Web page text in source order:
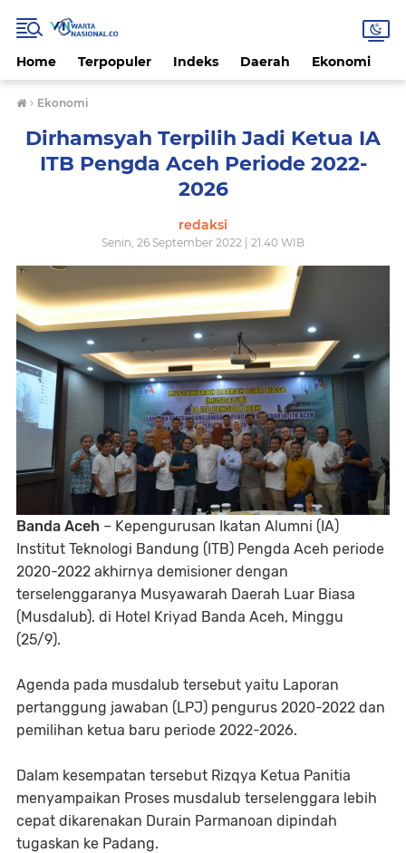
Home Terpopuler Indeks Daerah Ekonomi
› Ekonomi
Dirhamsyah Terpilih Jadi Ketua IA
ITB Pengda Aceh Periode 2022-
2026
redaksi
Senin, 26 September 2022 | 21.40 WIB
Banda Aceh – Kepengurusan Ikatan Alumni (IA)
Institut Teknologi Bandung (ITB) Pengda Aceh periode
2020-2022 akhirnya demisioner dengan
terselenggaranya Musyawarah Daerah Luar Biasa
(Musdalub). di Hotel Kriyad Banda Aceh, Minggu
(25/9).
Agenda pada musdalub tersebut yaitu Laporan
pertanggung jawaban (LPJ) pengurus 2020-2022 dan
pemilihan ketua baru periode 2022-2026.
Dalam kesempatan tersebut Rizqya Ketua Panitia
menyampaikan Proses musdalub terselenggara lebih
cepat dikarenakan Durain Parmanoan dipindah
tugaskan ke Padang.